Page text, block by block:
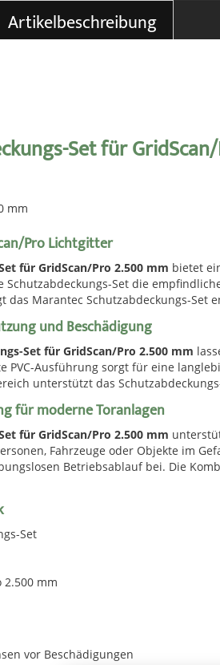
Artikelbeschreibung
Set für
mm
Pro Lichtgitter
für GridScan/Pro 2.500 mm bietet
Schutzabdeckungs-Set die
das Marantec Schutzabdeckungs-
und Beschädigung
Set für GridScan/Pro 2.500 mm
PVC-Ausführung sorgt für eine
unterstützt das
für moderne Toranlagen
für GridScan/Pro 2.500 mm
Fahrzeuge oder Objekte im
Betriebsablauf bei. Die
Set
2.500 mm
vor Beschädigungen